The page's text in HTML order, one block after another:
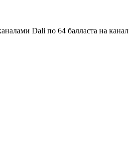
Dali по 64 балласта на канал